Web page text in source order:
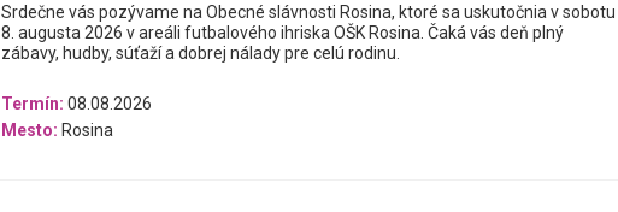
Srdečne vás pozývame na Obecné slávnosti Rosina, ktoré sa uskutočnia v sobotu
8. augusta 2026 v areáli futbalového ihriska OŠK Rosina. Čaká vás deň plný
zábavy, hudby, súťaží a dobrej nálady pre celú rodinu.
Termín: 08.08.2026
Mesto: Rosina